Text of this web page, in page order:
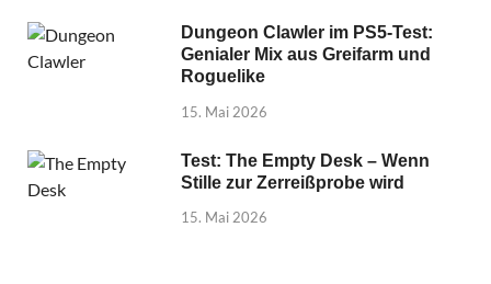
Dungeon Clawler im PS5-Test:
Genialer Mix aus Greifarm und
Roguelike
15. Mai 2026
Test: The Empty Desk – Wenn
Stille zur Zerreißprobe wird
15. Mai 2026